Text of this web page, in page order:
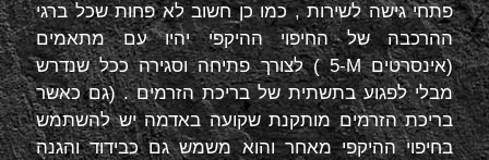
פתחי גישה לשירות , כמו כן חשוב לא פחות שכל ברגי
ההרכבה של החיפוי ההיקפי יהיו עם מתאמים
(אינסרטיםM
-5 ) לצורך פתיחה וסגירה ככל שנדרש
מבלי לפגוע בתשתית של בריכת הזרמים . (גם כאשר
בריכת הזרמים מותקנת שקועה באדמה יש להשתמש
בחיפוי ההיקפי מאחר והוא משמש גם כבידוד והגנה